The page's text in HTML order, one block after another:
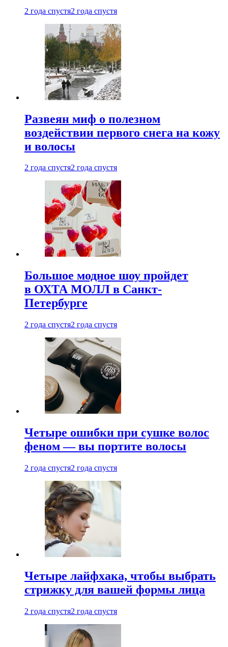
2 года спустя2 года спустя
Развеян миф о полезном
воздействии первого снега на кожу
и волосы
2 года спустя2 года спустя
Большое модное шоу пройдет
в ОХТА МОЛЛ в Санкт-
Петербурге
2 года спустя2 года спустя
Четыре ошибки при сушке волос
феном — вы портите волосы
2 года спустя2 года спустя
Четыре лайфхака, чтобы выбрать
стрижку для вашей формы лица
2 года спустя2 года спустя